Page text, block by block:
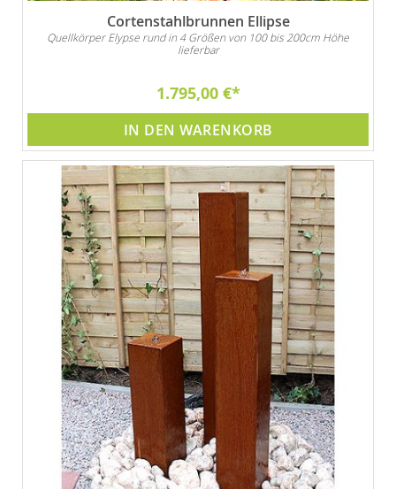
Cortenstahlbrunnen Ellipse
Quellkörper Elypse rund in 4 Größen von 100 bis 200cm Höhe
lieferbar
1.795,00 €
IN DEN WARENKORB